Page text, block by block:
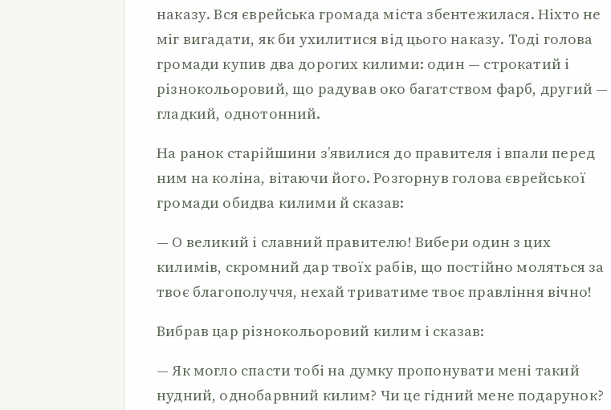
наказу. Вся єврейська громада міста збентежилася. Ніхто не
міг вигадати, як би ухилитися від цього наказу. Тоді голова
громади купив два дорогих килими: один — строкатий і
різнокольоровий, що радував око багатством фарб, другий —
гладкий, однотонний.
На ранок старійшини з’явилися до правителя і впали перед
ним на коліна, вітаючи його. Розгорнув голова єврейської
громади обидва килими й сказав:
— О великий і славний правителю! Вибери один з цих
килимів, скромний дар твоїх рабів, що постійно моляться за
твоє благополуччя, нехай триватиме твоє правління вічно!
Вибрав цар різнокольоровий килим і сказав:
— Як могло спасти тобі на думку пропонувати мені такий
нудний, однобарвний килим? Чи це гідний мене подарунок?